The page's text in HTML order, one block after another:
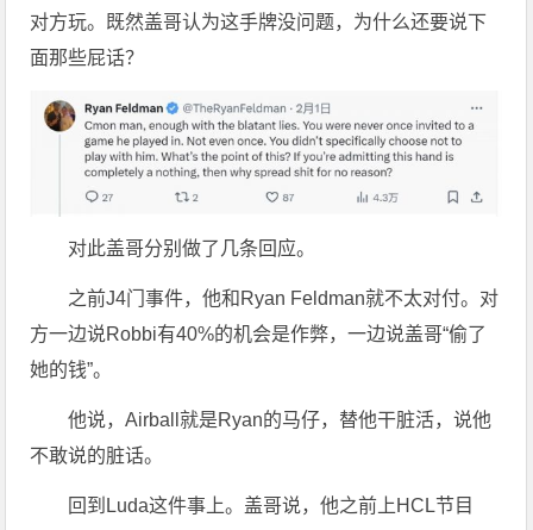
对方玩。既然盖哥认为这手牌没问题，为什么还要说下
面那些屁话？
对此盖哥分别做了几条回应。
之前J4门事件，他和Ryan Feldman就不太对付。对
方一边说Robbi有40%的机会是作弊，一边说盖哥“偷了
她的钱”。
他说，Airball就是Ryan的马仔，替他干脏活，说他
不敢说的脏话。
回到Luda这件事上。盖哥说，他之前上HCL节目